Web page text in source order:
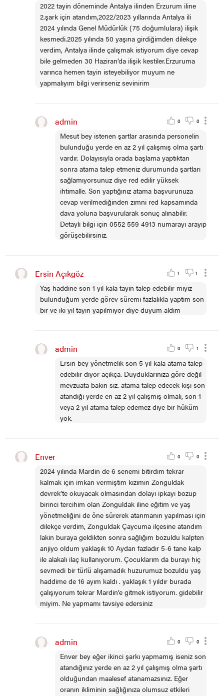
2022 tayin döneminde Antalya ilinden Erzurum iline
2.şark için atandım,2022/2023 yıllarında Antalya ili
2024 yılında Genel Müdürlük (75 doğumlulara) ilişik
kesmedi.2025 yılında 50 yaşına girdiğimden dilekçe
verdim, Antalya ilinde çalışmak istiyorum diye cevap
bile gelmeden 30 Haziran’da ilişik kestiler.Erzuruma
varınca hemen tayin isteyebiliyor muyum ne
yapmalıyım bilgi verirseniz sevinirim
admin 0 0
Mesut bey istenen şartlar arasında personelin
bulunduğu yerde en az 2 yıl çalışmış olma şartı
vardır. Dolayısıyla orada başlama yaptıktan
sonra atama talep etmeniz durumunda şartları
sağlamıyorsunuz diye red edilir yüksek
ihtimalle. Son yaptığınız atama başvurunuza
cevap verilmediğinden zımni red kapsamında
dava yoluna başvurularak sonuç alınabilir.
Detaylı bilgi için 0552 559 4913 numarayı arayıp
görüşebilirsiniz.
Ersin Açıkgöz 1 1
Yaş haddine son 1 yıl kala tayin talep edebilir miyiz
bulunduğum yerde görev süremi fazlalıkla yaptım son
bir ve iki yıl tayin yapılmıyor diye duyum aldım
admin 0 1
Ersin bey yönetmelik son 5 yıl kala atama talep
edebilir diyor açıkça. Duyduklarınıza göre değil
mevzuata bakın siz. atama talep edecek kişi son
atandığı yerde en az 2 yıl çalışmış olmalı, son 1
veya 2 yıl atama talep edemez diye bir hüküm
yok.
Enver 0 0
2024 yılında Mardin de 6 senemi bitirdim tekrar
kalmak için imkan vermiştim kızımın Zonguldak
devrek’te okuyacak olmasından dolayı ipkayı bozup
birinci tercihim olan Zonguldak iline eğitim ve yaş
yönetmeliğini de öne sürerek atanmanın yapılması için
dilekçe verdim, Zonguldak Çaycuma ilçesine atandım
lakin buraya geldikten sonra sağlığım bozuldu kalpten
anjiyo oldum yaklaşık 10 Aydan fazladır 5-6 tane kalp
ile alakalı ilaç kullanıyorum. Çocuklarım da burayı hiç
sevmedi bir türlü alışamadık huzurumuz bozuldu yaş
haddime de 16 ayım kaldı . yaklaşık 1 yıldır burada
çalışıyorum tekrar Mardin’e gitmek istiyorum. gidebilir
miyim. Ne yapmamı tavsiye edersiniz
admin 0 0
Enver bey eğer ikinci şarkı yapmamış iseniz son
atandığınız yerde en az 2 yıl çalışmış olma şartı
olduğundan maalesef atanamazsınız. Eğer
oranın ikliminin sağlığınıza olumsuz etkileri